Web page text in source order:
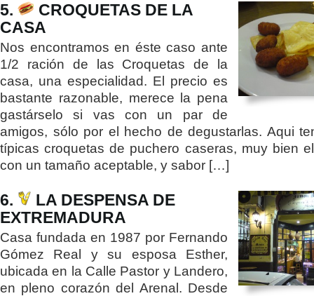
5.
CROQUETAS DE LA
CASA
Nos encontramos en éste caso ante
1/2 ración de las Croquetas de la
casa, una especialidad. El precio es
bastante razonable, merece la pena
gastárselo si vas con un par de
amigos, sólo por el hecho de degustarlas. Aqui
típicas croquetas de puchero caseras, muy bien
con un tamaño aceptable, y sabor […]
6.
LA DESPENSA DE
EXTREMADURA
Casa fundada en 1987 por Fernando
Gómez Real y su esposa Esther,
ubicada en la Calle Pastor y Landero,
en pleno corazón del Arenal. Desde